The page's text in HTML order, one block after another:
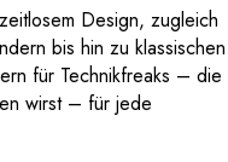
Design, zugleich
bis hin zu klassischen
für Technikfreaks – die
wirst – für jede